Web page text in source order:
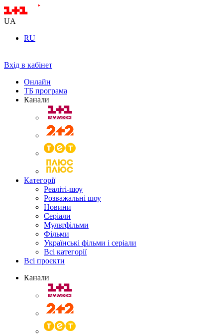
UA
RU
Вхід в кабінет
Онлайн
ТБ програма
Канали
Категорії
Реаліті-шоу
Розважальні шоу
Новини
Серіали
Мультфільми
Фільми
Українські фільми і серіали
Всі категорії
Всі проєкти
Канали